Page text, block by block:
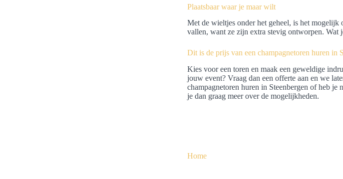
Plaatsbaar waar je maar wilt
Met de wieltjes onder het geheel, is het mogelijk
vallen, want ze zijn extra stevig ontworpen. Wat
Dit is de prijs van een champagnetoren huren in
Kies voor een toren en maak een geweldige
jouw event? Vraag dan een offerte aan en we
champagnetoren huren in Steenbergen of heb je
je dan graag meer over de mogelijkheden.
Home